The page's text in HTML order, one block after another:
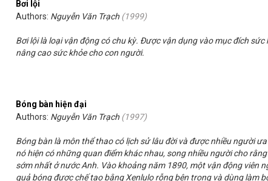
Bơi lội
Authors: Nguyễn Văn Trạch (1999)
Bơi lội là loại vận động có chu kỳ. Được vận dụng vào mục đích sức
nâng cao sức khỏe cho con người.
Bóng bàn hiện đại
Authors: Nguyễn Văn Trạch (1997)
Bóng bàn là môn thể thao có lịch sử lâu đời và được nhiều người
nó hiện có những quan điểm khác nhau, song nhiều người cho
sớm nhất ở nước Anh. Vào khoảng năm 1890, một vận động viên
quả bóng được chế tạo bằng Xenlulo rỗng bên trong và dùng làm